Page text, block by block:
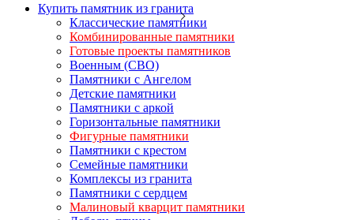
Купить памятник из гранита
Классические памятники
Комбинированные памятники
Готовые проекты памятников
Военным (СВО)
Памятники с Ангелом
Детские памятники
Памятники с аркой
Горизонтальные памятники
Фигурные памятники
Памятники с крестом
Семейные памятники
Комплексы из гранита
Памятники с сердцем
Малиновый кварцит памятники